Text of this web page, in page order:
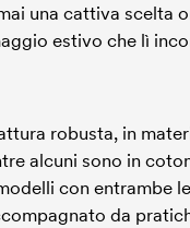
una cattiva scelta
estivo che lì
robusta, in
alcuni sono in
con entrambe
da